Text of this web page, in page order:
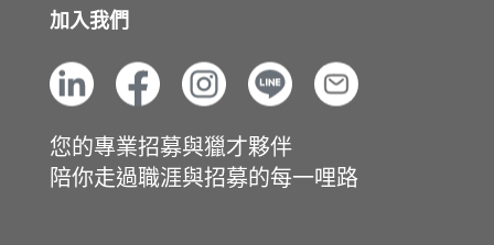
加入我們
您的專業招募與獵才夥伴
陪你走過職涯與招募的每一哩路